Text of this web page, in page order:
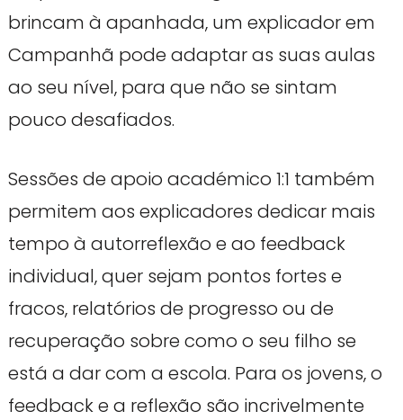
brincam à apanhada, um explicador em
Campanhã pode adaptar as suas aulas
ao seu nível, para que não se sintam
pouco desafiados.
Sessões de apoio académico 1:1 também
permitem aos explicadores dedicar mais
tempo à autorreflexão e ao feedback
individual, quer sejam pontos fortes e
fracos, relatórios de progresso ou de
recuperação sobre como o seu filho se
está a dar com a escola. Para os jovens, o
feedback e a reflexão são incrivelmente